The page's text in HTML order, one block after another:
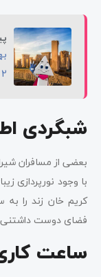
2 ستاره!
شبگردی
بعضی از مسافران
با وجود نورپردازی
کریم خان زند را
فضای دوست داشتنی
ساعت